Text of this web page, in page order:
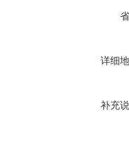
详细
补充